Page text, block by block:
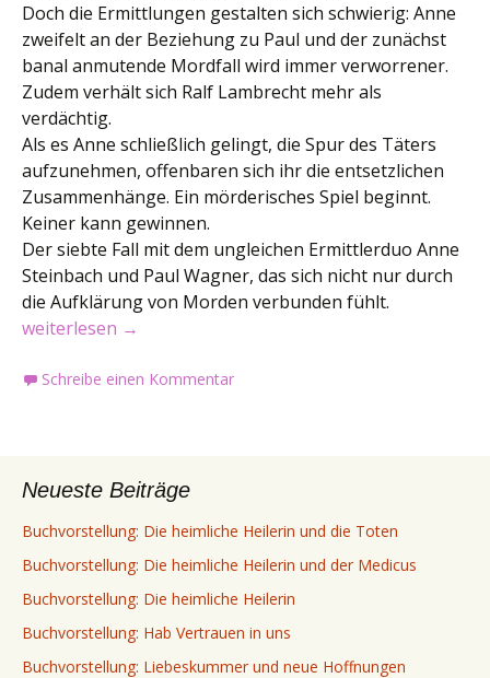
Doch die Ermittlungen gestalten sich schwierig: Anne
zweifelt an der Beziehung zu Paul und der zunächst
banal anmutende Mordfall wird immer verworrener.
Zudem verhält sich Ralf Lambrecht mehr als
verdächtig.
Als es Anne schließlich gelingt, die Spur des Täters
aufzunehmen, offenbaren sich ihr die entsetzlichen
Zusammenhänge. Ein mörderisches Spiel beginnt.
Keiner kann gewinnen.
Der siebte Fall mit dem ungleichen Ermittlerduo Anne
Steinbach und Paul Wagner, das sich nicht nur durch
die Aufklärung von Morden verbunden fühlt.
Buchvorstellung: Totgesagte sterben auch
weiterlesen →
Schreibe einen Kommentar
Neueste Beiträge
Buchvorstellung: Die heimliche Heilerin und die Toten
Buchvorstellung: Die heimliche Heilerin und der Medicus
Buchvorstellung: Die heimliche Heilerin
Buchvorstellung: Hab Vertrauen in uns
Buchvorstellung: Liebeskummer und neue Hoffnungen